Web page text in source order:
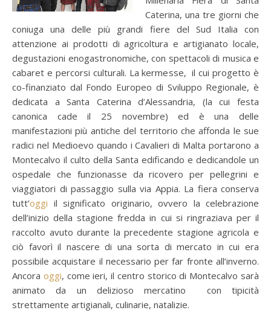
Caterina, una tre giorni che
coniuga una delle più grandi fiere del Sud Italia con
attenzione ai prodotti di agricoltura e artigianato locale,
degustazioni enogastronomiche, con spettacoli di musica e
cabaret e percorsi culturali. La kermesse, il cui progetto è
co-finanziato dal Fondo Europeo di Sviluppo Regionale, è
dedicata a Santa Caterina d’Alessandria, (la cui festa
canonica cade il 25 novembre) ed è una delle
manifestazioni più antiche del territorio che affonda le sue
radici nel Medioevo quando i Cavalieri di Malta portarono a
Montecalvo il culto della Santa edificando e dedicandole un
ospedale che funzionasse da ricovero per pellegrini e
viaggiatori di passaggio sulla via Appia. La fiera conserva
tutt’oggi il significato originario, ovvero la celebrazione
dell’inizio della stagione fredda in cui si ringraziava per il
raccolto avuto durante la precedente stagione agricola e
ciò favorì il nascere di una sorta di mercato in cui era
possibile acquistare il necessario per far fronte all’inverno.
Ancora oggi, come ieri, il centro storico di Montecalvo sarà
animato da un delizioso mercatino con tipicità
strettamente artigianali, culinarie, natalizie.